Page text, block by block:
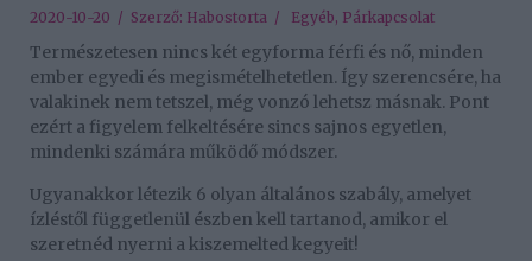
2020-10-20 / Szerző: Habostorta / Egyéb, Párkapcsolat
Természetesen nincs két egyforma férfi és nő, minden
ember egyedi és megismételhetetlen. Így szerencsére, ha
valakinek nem tetszel, még vonzó lehetsz másnak. Pont
ezért a figyelem felkeltésére sincs sajnos egyetlen,
mindenki számára működő módszer.
Ugyanakkor létezik 6 olyan általános szabály, amelyet
ízléstől függetlenül észben kell tartanod, amikor el
szeretnéd nyerni a kiszemelted kegyeit!